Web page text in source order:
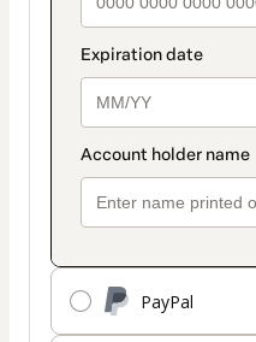
PayPal